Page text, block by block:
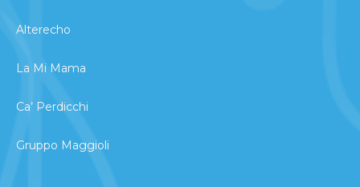
Alterecho
La Mi Mama
Ca’ Perdicchi
Gruppo Maggioli